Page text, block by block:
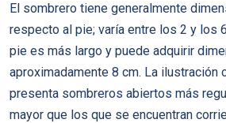
El sombrero tiene generalmente
respecto al pie; varía entre los 2 y los
pie es más largo y puede adquirir
aproximadamente 8 cm. La ilustración
presenta sombreros abiertos más
mayor que los que se encuentran